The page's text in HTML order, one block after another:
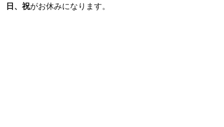
日、祝がお休みになります。